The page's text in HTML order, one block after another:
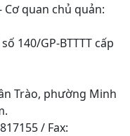
Cơ quan chủ quản:
140/GP-BTTTT cấp
Trào, phường Minh
/ Fax: